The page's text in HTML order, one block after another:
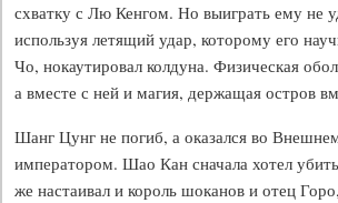
схватку с Лю Кенгом. Но выиграть ему не
используя летящий удар, которому его
Чо, нокаутировал колдуна. Физическая
а вместе с ней и магия, держащая остров
Шанг Цунг не погиб, а оказался во
императором. Шао Кан сначала хотел
же настаивал и король шоканов и отец